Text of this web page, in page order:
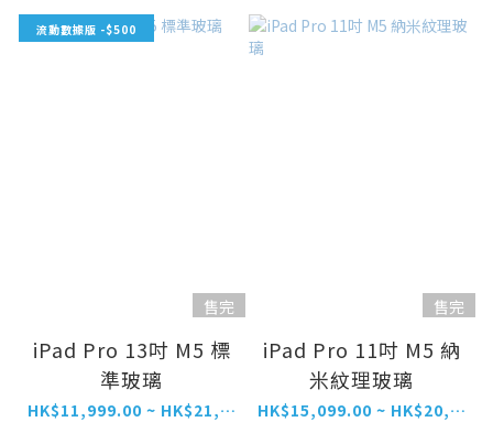
流動數據版 -$500
售完
iPad Pro 13吋 M5 標
準玻璃
HK$11,999.00 ~ HK$21,899.00
售完
iPad Pro 11吋 M5 納
米紋理玻璃
HK$15,099.00 ~ HK$20,699.00